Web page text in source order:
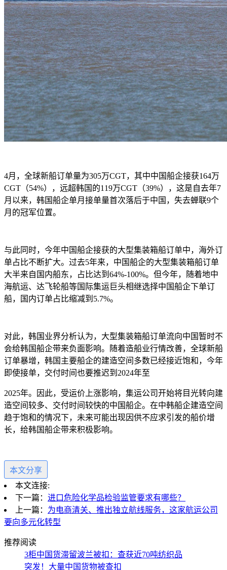
4月，全球新船订单量为305万CGT，其中中国船企接获164万
CGT（54%），远超韩国的119万CGT（39%），这是自去年7
月以来，韩国船企单月接单量首次落后于中国，失去蝉联9个
月的冠军位置。
与此同时，今年中国船企接获的大型集装箱船订单中，海外订
单占比不断扩大。过去5年来，中国船企的大型集装箱船订单
大半来自国内船东，占比达到64%-100%。但今年，随着地中
海航运、达飞轮船等国际集运巨头相继选择中国船企下单订
船，国内订单占比缩减到5.7%。
对此，韩国业界分析认为，大型集装箱船订单流向中国暂时不
会给韩国船企带来负面影响。随着造船业行情改善，全球新船
订单暴增，韩国主要船企的建造空间多数已经接近饱和，今年
即使接单，交付时间也要推迟到 2024年至
2025年。因此，受运价上涨影响，集运公司开始将目光转向建
造空间较多、交付时间较快的中国船企。在中韩船企建造空间
趋于饱和的情况下，未来可能出现因供不应求引发的船价增
长，给韩国船企带来积极影响。
本文分享
本文连接:
下一篇： 进口危险化学品检验监管要求有哪些？
上一篇： 为电商清关、推出独立航线服务，这家航运公司
要向多元化转型
推荐阅读
3柜中国货滞留波兰被扣：查获近70吨纺织品
突发！大量中国货物被查扣